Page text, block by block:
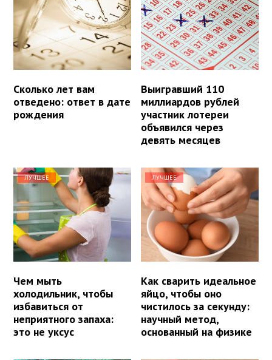
Сколько лет вам
отведено: ответ в дате
рождения
Выигравший 110
миллиардов рублей
участник лотереи
объявился через
девять месяцев
ЛУЧШЕЕ
Чем мыть
холодильник, чтобы
избавиться от
неприятного запаха:
это не уксус
ЛУЧШЕЕ
Как сварить идеальное
яйцо, чтобы оно
чистилось за секунду:
научный метод,
основанный на физике